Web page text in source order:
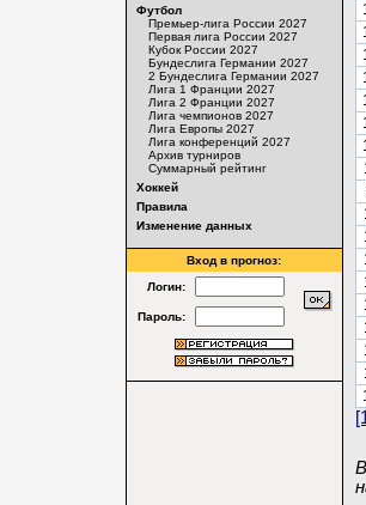
Футбол
Премьер-лига России 2027
Первая лига России 2027
Кубок России 2027
Бундеслига Германии 2027
2 Бундеслига Германии 2027
Лига 1 Франции 2027
Лига 2 Франции 2027
Лига чемпионов 2027
Лига Европы 2027
Лига конференций 2027
Архив турниров
Суммарный рейтинг
Хоккей
Правила
Изменение данных
Вход в прогноз:
Логин:
Пароль: